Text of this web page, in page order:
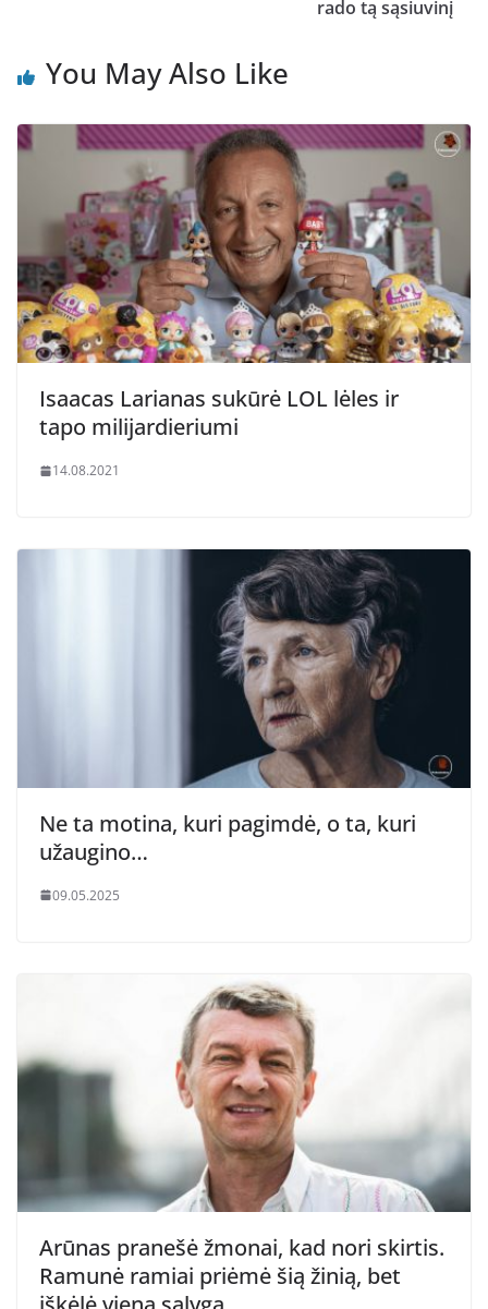
rado tą sąsiuvinį
You May Also Like
Isaacas Larianas sukūrė LOL lėles ir
tapo milijardieriumi
14.08.2021
Ne ta motina, kuri pagimdė, o ta, kuri
užaugino…
09.05.2025
Arūnas pranešė žmonai, kad nori skirtis.
Ramunė ramiai priėmė šią žinią, bet